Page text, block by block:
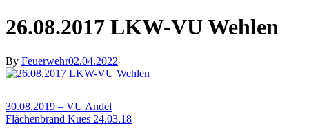
26.08.2017 LKW-VU Wehlen
By Feuerwehr02.04.2022
30.08.2019 – VU Andel
Flächenbrand Kues 24.03.18